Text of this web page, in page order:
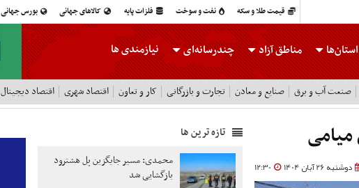
قیمت طلا و سکه نفت و سوخت فلزات پایه کالاهای جهانی بورس جهانی
استان‌ها مناطق آزاد چندرسانه‌ای نیازمندی ها
صنعت آب و برق صنایع و معادن تجارت و بازرگانی کار و تعاون اقتصاد شهری اقتصاد دیجیتال
دوشنبه 26 آبان 1404 12:30
تازه ترین ها
محمدی: مسیر جایگزین پل هشترود
بازگشایی شد